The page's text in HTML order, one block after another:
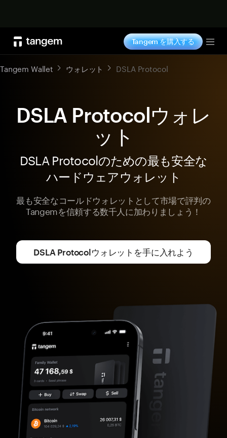
Tangem を購入する
Tangem Wallet ウォレット DSLA Protocol
DSLA Protocolウォレ
ット
DSLA Protocolのための最も安全な
ハードウェアウォレット
最も安全なコールドウォレットとして市場で評判の
Tangemを信頼する数千人に加わりましょう！
DSLA Protocolウォレットを手に入れよう